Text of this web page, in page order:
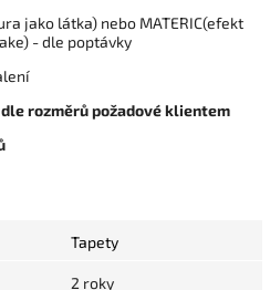
jako látka) nebo MATERIC(efekt
- dle poptávky
rozměrů požadové klientem
Tapety
2 roky